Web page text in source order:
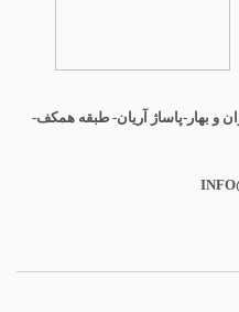
و بهار-پاساژ آریان- طبقه همکف-